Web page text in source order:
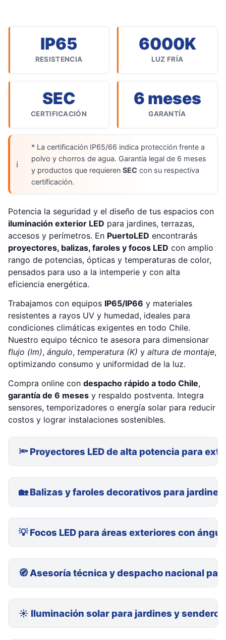
IP65
RESISTENCIA
6000K
LUZ FRÍA
SEC
CERTIFICACIÓN
6 meses
GARANTÍA
* La certificación IP65/66 indica protección frente a
polvo y chorros de agua. Garantía legal de 6 meses
y productos que requieren SEC con su respectiva
certificación.
Potencia la seguridad y el diseño de tus espacios con
iluminación exterior LED para jardines, terrazas,
accesos y perímetros. En PuertoLED encontrarás
proyectores, balizas, faroles y focos LED con amplio
rango de potencias, ópticas y temperaturas de color,
pensados para uso a la intemperie y con alta
eficiencia energética.
Trabajamos con equipos IP65/IP66 y materiales
resistentes a rayos UV y humedad, ideales para
condiciones climáticas exigentes en todo Chile.
Nuestro equipo técnico te asesora para dimensionar
flujo (lm), ángulo, temperatura (K) y altura de montaje,
optimizando consumo y uniformidad de la luz.
Compra online con despacho rápido a todo Chile,
garantía de 6 meses y respaldo postventa. Integra
sensores, temporizadores o energía solar para reducir
costos y lograr instalaciones sostenibles.
🔦 Proyectores LED de alta potencia para
🏡 Balizas y faroles decorativos para
💡 Focos LED para áreas exteriores con
🧭 Asesoría técnica y despacho nacional
☀️ Iluminación solar para jardines y